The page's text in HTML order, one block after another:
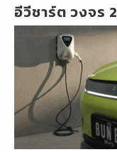
อีวีชาร์ต วงจร 2